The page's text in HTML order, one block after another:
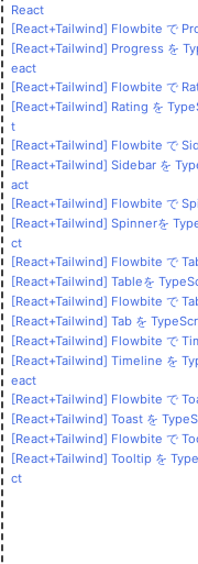
React
[React+Tailwind] Flowbite で
[React+Tailwind] Progress を
eact
[React+Tailwind] Flowbite で
[React+Tailwind] Rating を
t
[React+Tailwind] Flowbite で
[React+Tailwind] Sidebar を
act
[React+Tailwind] Flowbite で
[React+Tailwind] Spinnerを
ct
[React+Tailwind] Flowbite で
[React+Tailwind] Tableを
[React+Tailwind] Flowbite で
[React+Tailwind] Tab を
[React+Tailwind] Flowbite で
[React+Tailwind] Timeline を
eact
[React+Tailwind] Flowbite で
[React+Tailwind] Toast を
[React+Tailwind] Flowbite で
[React+Tailwind] Tooltip を
ct